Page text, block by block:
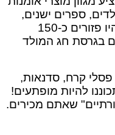
ספרים ישנים,
אוכל מודרני ועוד. ברחבי השוק יהיו פזורים כ-150
חג המולד
קרח, סדנאות,
להיות מופתעים!
שאתם מכירים.